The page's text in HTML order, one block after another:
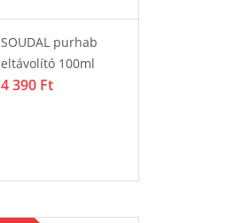
SOUDAL purhab
eltávolító 100ml
4 390 Ft